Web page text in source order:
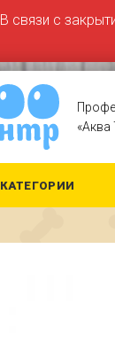
«Аква
КАТЕГОРИИ
В связи с